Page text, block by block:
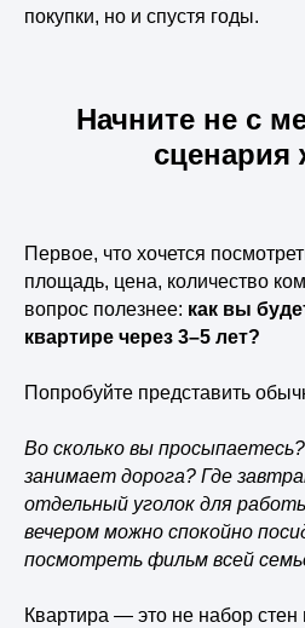
покупки, но и спустя годы.
Начните не с
сценария
Первое, что хочется
площадь, цена, количество
вопрос полезнее: как вы
квартире через 3–5 лет?
Попробуйте представить
Во сколько вы
занимает дорога? Где
отдельный уголок для
вечером можно спокойно
посмотреть фильм всей
Квартира — это не набор